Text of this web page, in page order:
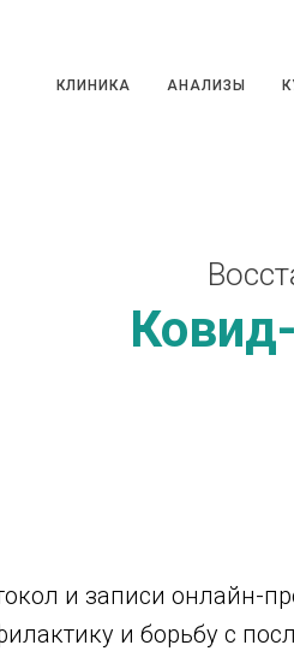
АНАЛИЗЫ
КЛИНИКА АНАЛИЗЫ
и записи онлайн-
и борьбу с